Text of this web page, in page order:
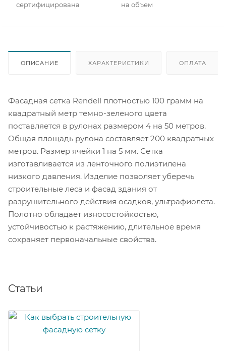
сертифицирована
на объем
ОПИСАНИЕ ХАРАКТЕРИСТИКИ ОПЛАТА
Фасадная сетка Rendell плотностью 100 грамм на
квадратный метр темно-зеленого цвета
поставляется в рулонах размером 4 на 50 метров.
Общая площадь рулона составляет 200 квадратных
метров. Размер ячейки 1 на 5 мм. Сетка
изготавливается из ленточного полиэтилена
низкого давления. Изделие позволяет уберечь
строительные леса и фасад здания от
разрушительного действия осадков, ультрафиолета.
Полотно обладает износостойкостью,
устойчивостью к растяжению, длительное время
сохраняет первоначальные свойства.
Статьи